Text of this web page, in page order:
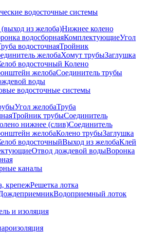
водосточные системы
из желоба)Нижнее колено
водосборнаяКомплектующиеУгол
водосточнаяТройник
желобаХомут трубыЗаглушка
водосточный Колено
желобаСоединитель трубы
воды
водосточные системы
Угол желобаТруба
Тройник трубыСоединитель
нижнее (слив)Соединитель
желобаКолено трубыЗаглушка
водосточныйВыход из желобаКлей
Отвод дождевой водыВоронка
каналы
крепежРешетка лотка
Водоприемный лоток
и изоляция